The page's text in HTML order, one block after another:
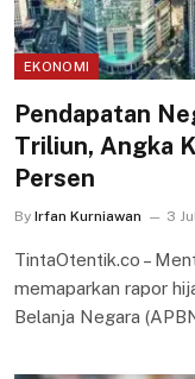
EKONOMI
Pendapatan
Triliun, Angka
Persen
By Irfan Kurniawan 3
TintaOtentik.co –
memaparkan rapor
Belanja Negara